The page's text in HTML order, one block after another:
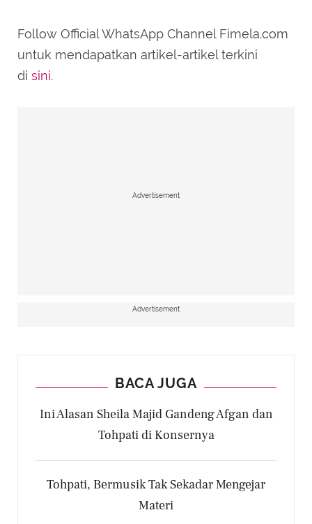
Follow Official WhatsApp Channel Fimela.com
untuk mendapatkan artikel-artikel terkini
di sini.
Advertisement
Advertisement
BACA JUGA
Ini Alasan Sheila Majid Gandeng Afgan dan
Tohpati di Konsernya
Tohpati, Bermusik Tak Sekadar Mengejar
Materi